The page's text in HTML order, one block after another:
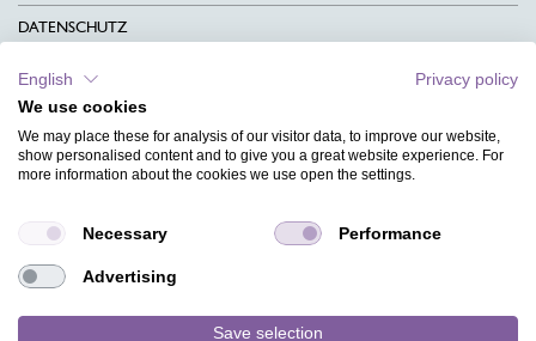
DATENSCHUTZ
KONTAKT
AGB
CHARITY
MAGAZIN
HILFE
English
Privacy policy
We use cookies
We may place these for analysis of our visitor data, to improve our website,
show personalised content and to give you a great website experience. For
more information about the cookies we use open the settings.
Necessary Performance
Advertising
Save selection